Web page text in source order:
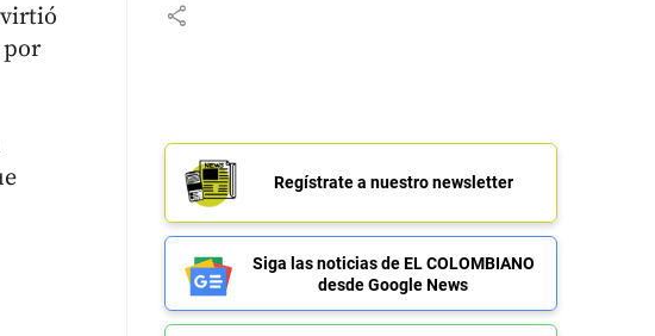
por
share
Regístrate a nuestro newsletter
Siga las noticias de EL COLOMBIANO
desde Google News